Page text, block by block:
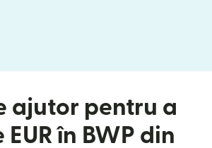
ajutor pentru a
în BWP din